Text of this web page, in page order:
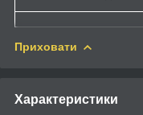
Приховати
Характеристики